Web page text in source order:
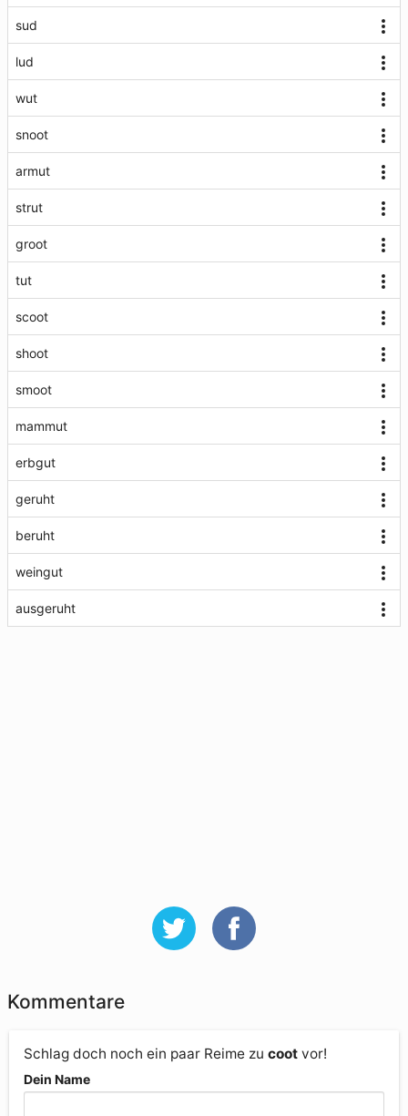
sud
lud
wut
snoot
armut
strut
groot
tut
scoot
shoot
smoot
mammut
erbgut
geruht
beruht
weingut
ausgeruht
Kommentare
Schlag doch noch ein paar Reime zu coot vor!
Dein Name